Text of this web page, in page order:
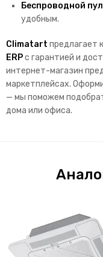
Беспроводной
удобным.
Climatart предлагает
ERPс гарантией и
интернет-магазин
маркетплейсах.
— мы поможем
дома или офиса.